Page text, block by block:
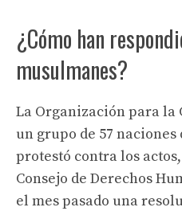
¿Cómo han
musulmanes?
La Organización para la
un grupo de 57
protestó contra los
Consejo de Derechos
el mes pasado una